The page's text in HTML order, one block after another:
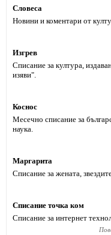
Словеса
Новини и коментари от
Изгрев
Списание за култура,
изяви".
Коснос
Месечно списание за
наука.
Маргарита
Списание за жената,
Списание точка ком
Списание за интернет